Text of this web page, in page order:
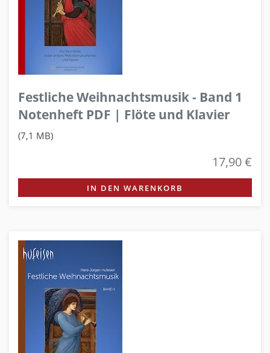
Festliche Weihnachtsmusik - Band 1
Notenheft PDF | Flöte und Klavier
(7,1 MB)
17,90 €
IN DEN WARENKORB